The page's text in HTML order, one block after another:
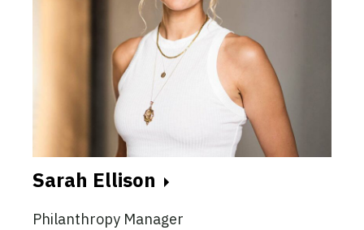
Sarah Ellison
Philanthropy Manager